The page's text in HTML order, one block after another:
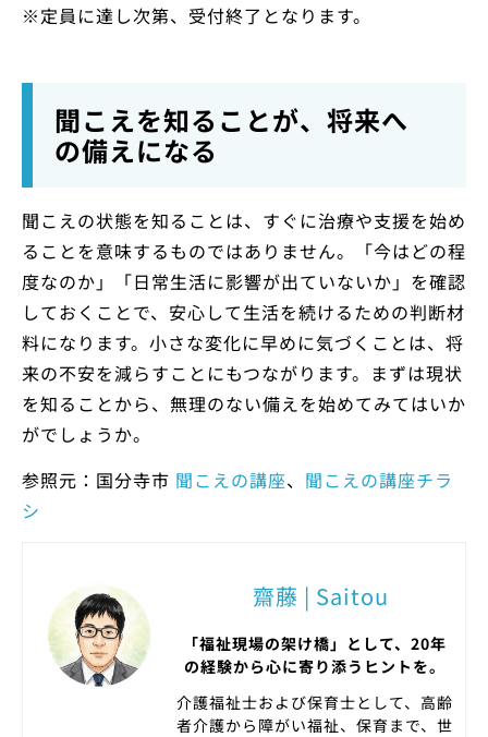
※定員に達し次第、受付終了となります。
聞こえを知ることが、将来へ
の備えになる
聞こえの状態を知ることは、すぐに治療や支援を始め
ることを意味するものではありません。「今はどの程
度なのか」「日常生活に影響が出ていないか」を確認
しておくことで、安心して生活を続けるための判断材
料になります。小さな変化に早めに気づくことは、将
来の不安を減らすことにもつながります。まずは現状
を知ることから、無理のない備えを始めてみてはいか
がでしょうか。
参照元：国分寺市 聞こえの講座、 聞こえの講座チラ
シ
齋藤 | Saitou
「福祉現場の架け橋」として、20年
の経験から心に寄り添うヒントを。
介護福祉士および保育士として、高齢
者介護から障がい福祉、保育まで、世